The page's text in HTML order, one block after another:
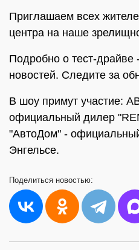
Приглашаем всех
центра на наше
Подробно о тест-драйве
новостей. Следите за
В шоу примут участие:
официальный дилер
"АвтоДом" -
Энгельсе.
Поделиться новостью: